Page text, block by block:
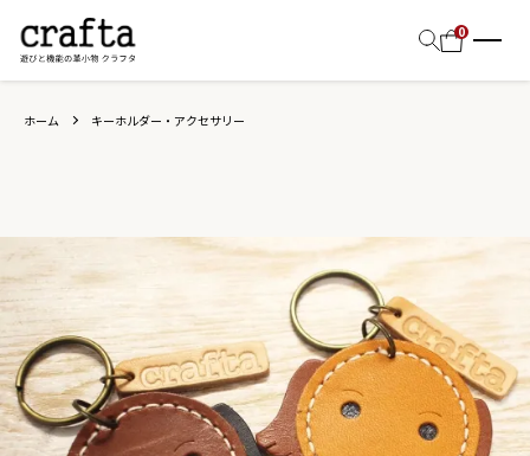
0
ホーム キーホルダー・アクセサリー